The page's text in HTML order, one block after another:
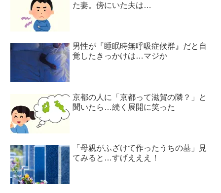
た妻。傍にいた夫は…
男性が『睡眠時無呼吸症候群』だと自
覚したきっかけは…マジか
京都の人に「京都って滋賀の隣？」と
聞いたら…続く展開に笑った
「母親がふざけて作ったうちの墓」見
てみると…すげえええ！